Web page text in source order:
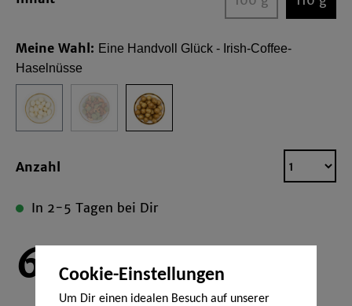
Meine Wahl: Eine Handvoll Glück - Irish-Coffee-
Haselnüsse
Anzahl
In 2-5 Tagen bei Dir
6,90€*
Cookie-Einstellungen
Um Dir einen idealen Besuch auf unserer